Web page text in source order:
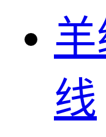
线